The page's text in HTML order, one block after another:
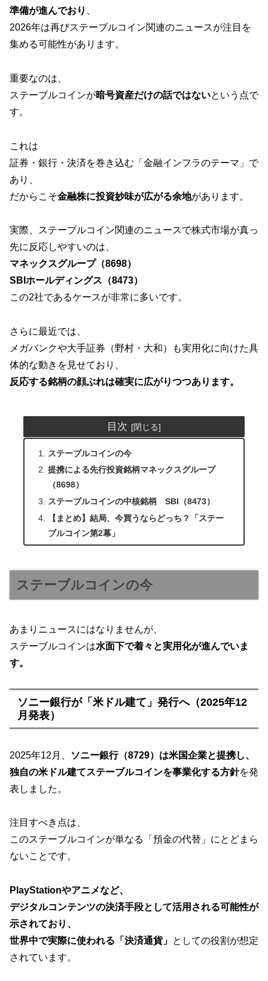
準備が進んでおり
2026年は再びステーブルコイン関連のニュースが注目を
集める可能性があります。
重要なのは、
ステーブルコインが暗号資産だけの話ではないという点で
す。
これは
証券・銀行・決済を巻き込む「金融インフラのテーマ」で
あり、
だからこそ金融株に投資妙味が広がる余地があります。
実際、ステーブルコイン関連のニュースで株式市場が真っ
先に反応しやすいのは、
マネックスグループ（8698）
SBIホールディングス（8473）
この2社であるケースが非常に多いです。
さらに最近では、
メガバンクや大手証券（野村・大和）も実用化に向けた具
体的な動きを見せており、
反応する銘柄の顔ぶれは確実に広がりつつあります。
目次
ステーブルコインの今
提携による先行投資銘柄マネックスグループ
（8698）
ステーブルコインの中核銘柄 SBI（8473）
【まとめ】結局、今買うならどっち？「ステー
ブルコイン第2幕」
ステーブルコインの今
あまりニュースにはなりませんが、
ステーブルコインは水面下で着々と実用化が進んでいま
す。
ソニー銀行が「米ドル建て」発行へ（2025年12
月発表）
2025年12月、
ソニー銀行（8729）は米国企業と提携し、
独自の米ドル建てステーブルコインを事業化する方針を発
表しました。
注目すべき点は、
このステーブルコインが単なる「預金の代替」にとどまら
ないことです。
PlayStationやアニメなど、
デジタルコンテンツの決済手段として活用される可能性が
示されており、
世界中で実際に使われる「決済通貨」 としての役割が想定
されています。